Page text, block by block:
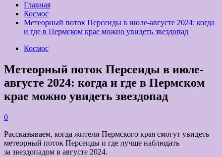
Главная
Космос
Метеорный поток Персеиды в июле-августе 2024: когда
и где в Пермском крае можно увидеть звездопад
Космос
Метеорный поток Персеиды в июле-
августе 2024: когда и где в Пермском
крае можно увидеть звездопад
0
Рассказываем, когда жители Пермского края смогут увидеть
метеорный поток Персеиды и где лучше наблюдать
за звездопадом в августе 2024.